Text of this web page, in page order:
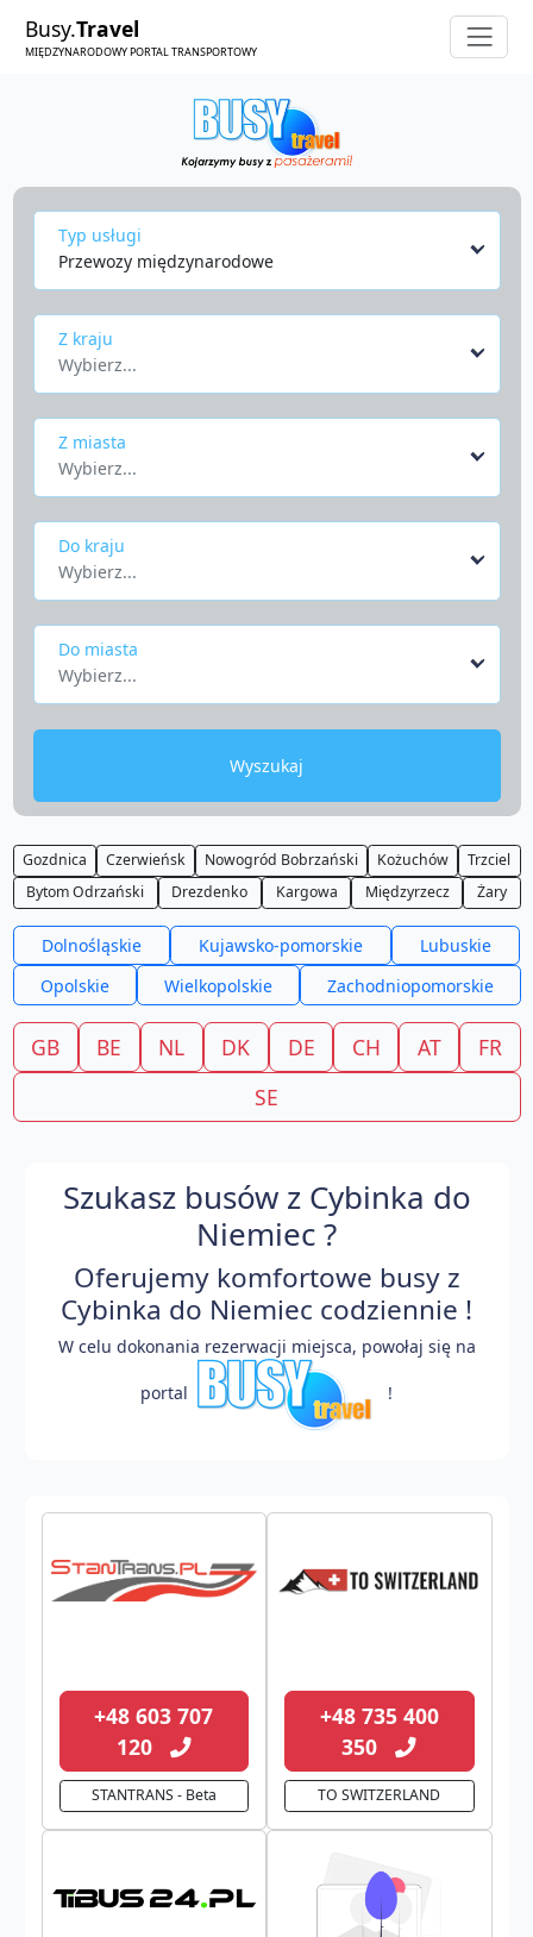
Busy.Travel
MIĘDZYNARODOWY PORTAL TRANSPORTOWY
Typ usługi
Przewozy międzynarodowe
Z kraju
Wybierz...
Z miasta
Wybierz...
Do kraju
Wybierz...
Do miasta
Wybierz...
Wyszukaj
Gozdnica Czerwieńsk Nowogród Bobrzański Kożuchów
Trzciel
Bytom Odrzański
Drezdenko Kargowa Międzyrzecz Żary
Dolnośląskie Kujawsko-pomorskie
Lubuskie
Opolskie
Wielkopolskie Zachodniopomorskie
GB BE NL DK DE CH AT
FR
SE
Szukasz busów z Cybinka do
Niemiec ?
Oferujemy komfortowe busy z
Cybinka do Niemiec codziennie !
W celu dokonania rezerwacji miejsca, powołaj się na
portal !
+48 603 707
120
STANTRANS - Beta
+48 735 400
350
TO SWITZERLAND